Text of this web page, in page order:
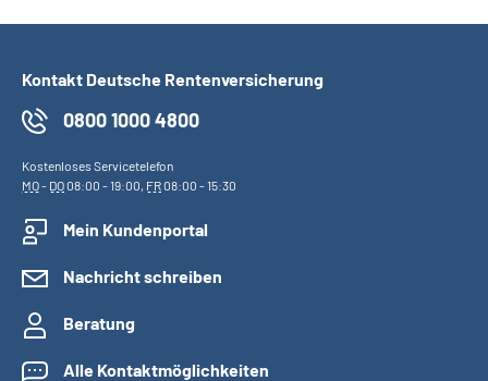
Kontakt Deutsche Rentenversicherung
0800 1000 4800
Kostenloses Servicetelefon
MO- DO08:00 - 19:00, FR08:00 - 15:30
Mein Kundenportal
Nachricht schreiben
Beratung
Alle Kontaktmöglichkeiten